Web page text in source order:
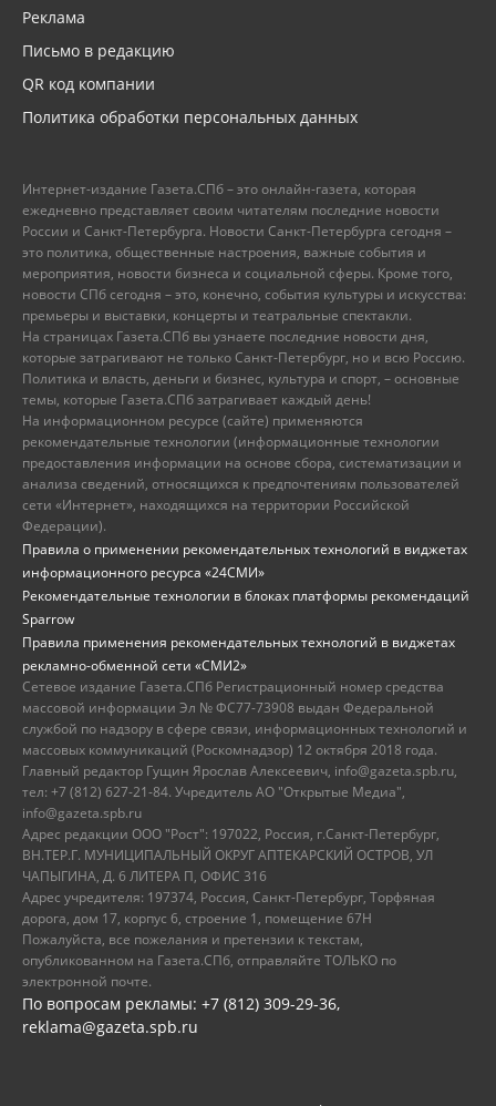
Реклама
Письмо в редакцию
QR код компании
Политика обработки персональных данных
Интернет-издание Газета.СПб – это онлайн-газета, которая
ежедневно представляет своим читателям последние новости
России и Санкт-Петербурга. Новости Санкт-Петербурга сегодня –
это политика, общественные настроения, важные события и
мероприятия, новости бизнеса и социальной сферы. Кроме того,
новости СПб сегодня – это, конечно, события культуры и искусства:
премьеры и выставки, концерты и театральные спектакли.
На страницах Газета.СПб вы узнаете последние новости дня,
которые затрагивают не только Санкт-Петербург, но и всю Россию.
Политика и власть, деньги и бизнес, культура и спорт, – основные
темы, которые Газета.СПб затрагивает каждый день!
На информационном ресурсе (сайте) применяются
рекомендательные технологии (информационные технологии
предоставления информации на основе сбора, систематизации и
анализа сведений, относящихся к предпочтениям пользователей
сети «Интернет», находящихся на территории Российской
Федерации).
Правила о применении рекомендательных технологий в виджетах
информационного ресурса «24СМИ»
Рекомендательные технологии в блоках платформы рекомендаций
Sparrow
Правила применения рекомендательных технологий в виджетах
рекламно-обменной сети «СМИ2»
Сетевое издание Газета.СПб Регистрационный номер средства
массовой информации Эл № ФС77-73908 выдан Федеральной
службой по надзору в сфере связи, информационных технологий и
массовых коммуникаций (Роскомнадзор) 12 октября 2018 года.
Главный редактор Гущин Ярослав Алексеевич, info@gazeta.spb.ru,
тел: +7 (812) 627-21-84. Учредитель АО "Открытые Медиа",
info@gazeta.spb.ru
Адрес редакции ООО "Рост": 197022, Россия, г.Санкт-Петербург,
ВН.ТЕР.Г. МУНИЦИПАЛЬНЫЙ ОКРУГ АПТЕКАРСКИЙ ОСТРОВ, УЛ
ЧАПЫГИНА, Д. 6 ЛИТЕРА П, ОФИС 316
Адрес учредителя: 197374, Россия, Санкт-Петербург, Торфяная
дорога, дом 17, корпус 6, строение 1, помещение 67Н
Пожалуйста, все пожелания и претензии к текстам,
опубликованном на Газета.СПб, отправляйте ТОЛЬКО по
электронной почте.
По вопросам рекламы: +7 (812) 309-29-36,
reklama@gazeta.spb.ru